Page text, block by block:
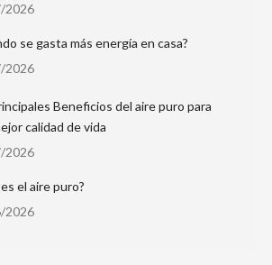
2026
se gasta más energía en casa?
2026
Beneficios del aire puro para
calidad de vida
2026
el aire puro?
2026